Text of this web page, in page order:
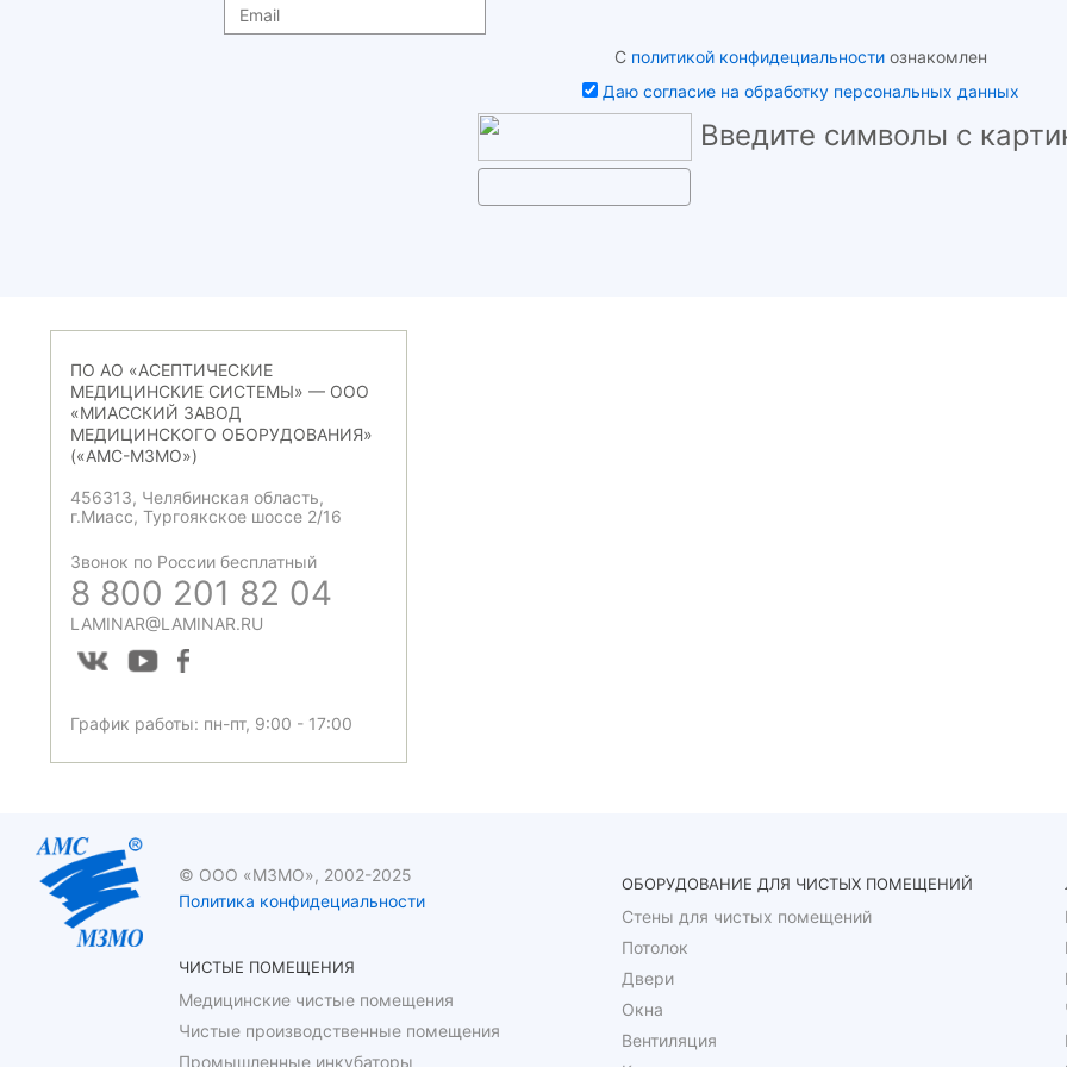
С политикой конфидециальностиознакомлен
Даю согласие на обработку персональных данных
Введите символы с
ПО АО «АСЕПТИЧЕСКИЕ
МЕДИЦИНСКИЕ СИСТЕМЫ» — ООО
«МИАССКИЙ ЗАВОД
МЕДИЦИНСКОГО ОБОРУДОВАНИЯ»
(«АМС-МЗМО»)
456313, Челябинская область,
г.Миасс, Тургоякское шоссе 2/16
Звонок по России бесплатный
8 800 201 82 04
LAMINAR@LAMINAR.RU
График работы: пн-пт, 9:00 - 17:00
© ООО «МЗМО», 2002-2025
Политика конфидециальности
ЧИСТЫЕ ПОМЕЩЕНИЯ
Медицинские чистые помещения
Чистые производственные помещения
Промышленные инкубаторы
ОБОРУДОВАНИЕ ДЛЯ ЧИСТЫХ ПОМЕЩЕНИЙ
Стены для чистых помещений
Потолок
Двери
Окна
Вентиляция